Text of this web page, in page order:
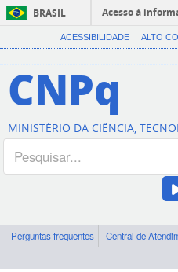
BRASIL
Acesso à
ACESSIBILIDADE ALTO
CNPq
MINISTÉRIO DA CIÊNCIA,
Perguntas frequentes Central de